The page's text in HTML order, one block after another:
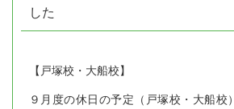
した
【戸塚校・大船校】
９月度の休日の予定（戸塚校・大船校